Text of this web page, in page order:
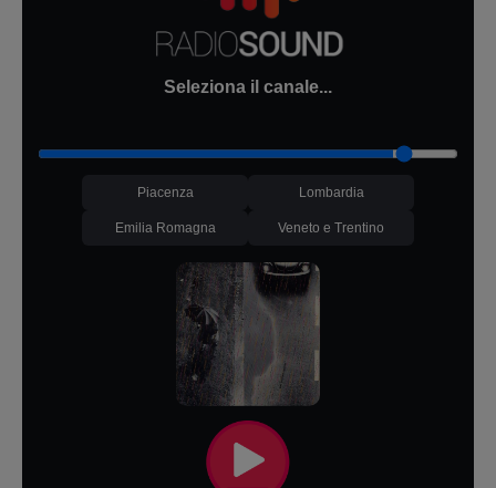
Seleziona il canale...
Piacenza Lombardia
Emilia Romagna Veneto e Trentino